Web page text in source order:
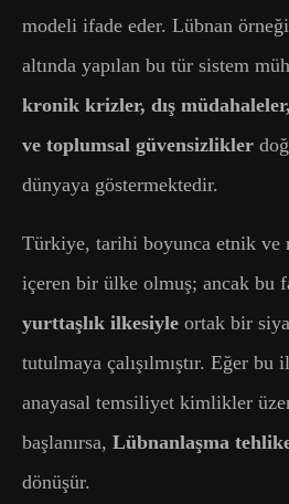
modeli ifade eder. Lübnan
altında yapılan bu tür sistem
kronik krizler, dış
ve toplumsal güvensizlikler
dünyaya göstermektedir.
Türkiye, tarihi boyunca etnik ve
içeren bir ülke olmuş; ancak bu
yurttaşlık ilkesiyle ortak bir
tutulmaya çalışılmıştır. Eğer bu
anayasal temsiliyet kimlikler
başlanırsa, Lübnanlaşma
dönüşür.